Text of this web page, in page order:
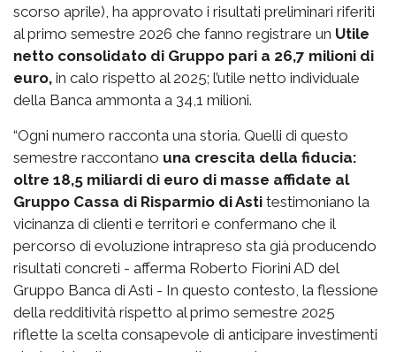
scorso aprile), ha approvato i risultati preliminari riferiti
al primo semestre 2026 che fanno registrare un Utile
netto consolidato di Gruppo pari a 26,7 milioni di
euro, in calo rispetto al 2025; l’utile netto individuale
della Banca ammonta a 34,1 milioni.
“Ogni numero racconta una storia. Quelli di questo
semestre raccontano una crescita della fiducia:
oltre 18,5 miliardi di euro di masse affidate al
Gruppo Cassa di Risparmio di Asti testimoniano la
vicinanza di clienti e territori e confermano che il
percorso di evoluzione intrapreso sta già producendo
risultati concreti - afferma Roberto Fiorini AD del
Gruppo Banca di Asti - In questo contesto, la flessione
della redditività rispetto al primo semestre 2025
riflette la scelta consapevole di anticipare investimenti